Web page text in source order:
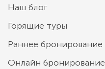
Наш блог
Горящие туры
Раннее бронирование
Онлайн бронирование